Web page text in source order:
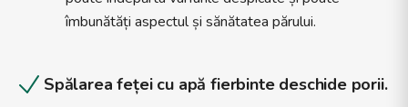
îmbunătăți aspectul și sănătatea părului.
Spălarea feței cu apă fierbinte deschide porii.